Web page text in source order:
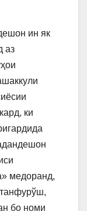
ин як
аз
ки
медоранд,
бо номи